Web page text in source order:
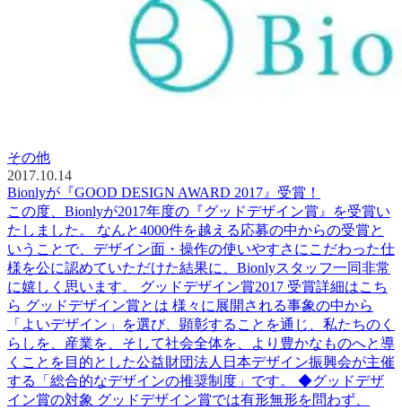
その他
2017.10.14
Bionlyが『GOOD DESIGN AWARD 2017』受賞！
この度、Bionlyが2017年度の『グッドデザイン賞』を受賞い
たしました。 なんと4000件を越える応募の中からの受賞と
いうことで、デザイン面・操作の使いやすさにこだわった仕
様を公に認めていただけた結果に、Bionlyスタッフ一同非常
に嬉しく思います。 グッドデザイン賞2017 受賞詳細はこち
ら グッドデザイン賞とは 様々に展開される事象の中から
「よいデザイン」を選び、顕彰することを通じ、私たちのく
らしを、産業を、そして社会全体を、より豊かなものへと導
くことを目的とした公益財団法人日本デザイン振興会が主催
する「総合的なデザインの推奨制度」です。 ◆グッドデザ
イン賞の対象 グッドデザイン賞では有形無形を問わず、